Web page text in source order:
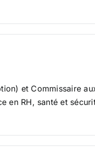
et Commissaire
en RH, santé et